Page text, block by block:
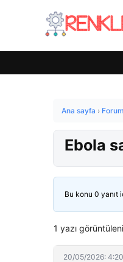
Ana sayfa ›
Ebola
Bu konu 0 yanıt
1 yazı
20/05/2026: